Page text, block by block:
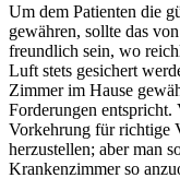
Um dem Patienten die
gewähren, sollte das
freundlich sein, wo
Luft stets gesichert
Zimmer im Hause
Forderungen entspricht.
Vorkehrung für richtige
herzustellen; aber man
Krankenzimmer so